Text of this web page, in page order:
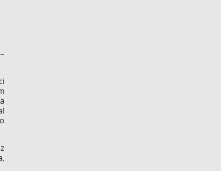
NADLEŚNICTWIE SPYCHOWO